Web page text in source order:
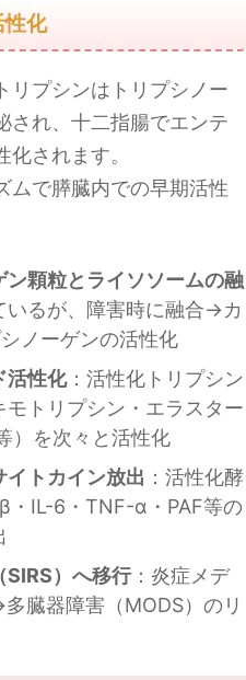
性化
リプシンはトリプシノー
され、十二指腸でエンテ
されます。
ムで膵臓内での早期活性
顆粒とライソソームの融
いるが、障害時に融合→カ
ノーゲンの活性化
活性化：活性化トリプシン
トリプシン・エラスター
）を次々と活性化
トカイン放出 ：活性化酵
・IL-6・TNF-α・PAF等の
SIRS）へ移行：炎症メデ
臓器障害（MODS）のリ